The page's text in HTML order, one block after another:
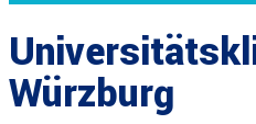
Würzburg